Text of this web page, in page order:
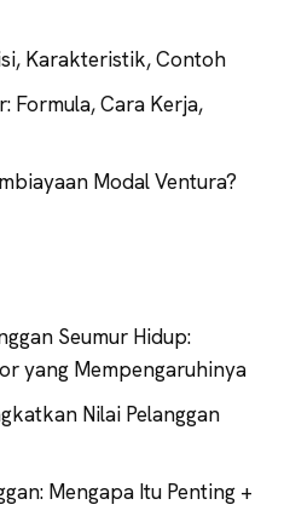
Karakteristik, Contoh
Formula, Cara Kerja,
Modal Ventura?
Seumur Hidup:
yang Mempengaruhinya
Nilai Pelanggan
Mengapa Itu Penting +